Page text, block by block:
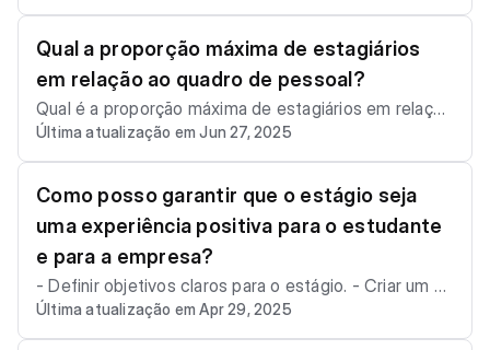
técnico, superior, educação especial ou nos anos fina
is do ensino fundamental na modalidade EJA (Educaç
ão de Jovens e Adultos), de acordo com a Lei do Est
ágio (Lei nº 11.788/2008).
Qual a proporção máxima de estagiários
em relação ao quadro de pessoal?
Qual é a proporção máxima de estagiários em relação
ao quadro de pessoal? Para alunos do ensino superio
r e técnico, não há cotas estabelecidas. Já para alun
os do ensino médio, aplicam-se as seguintes regras:
- I – De 1 a 5 empregados: 1 estagiário. - II – De 6 a 10
empregados: até 2 estagiários. - III – De 11 a 25 empr
egados: até 5 estagiários. - IV – Acima de 25 empreg
ados: até 20% do total de empregados podem ser es
tagiários.
Última atualização em Jun 27, 2025
Como posso garantir que o estágio seja
uma experiência positiva para o estudante
e para a empresa?
- Definir objetivos claros para o estágio. - Criar um pl
ano de atividades que seja desafiador e gratificante
para o estudante. - Oferecer ao estagiário um ambie
Última atualização em Apr 29, 2025